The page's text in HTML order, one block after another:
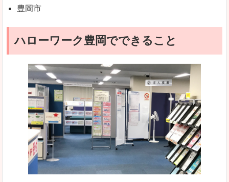
豊岡市
ハローワーク豊岡でできること